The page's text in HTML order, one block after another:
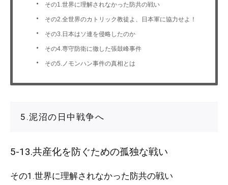
その1.世界に理解されなかった防共の戦い
その2.全世界のカトリック教徒よ、日本軍に協力せよ！
その3.日本はソ連を侵略したのか
その4.専守防衛に徹した張鼓峰事件
その5.ノモンハン事件の真相とは
5.泥沼の日中戦争へ
5-13.共産化を防ぐための孤独な戦い
その1.世界に理解されなかった防共の戦い